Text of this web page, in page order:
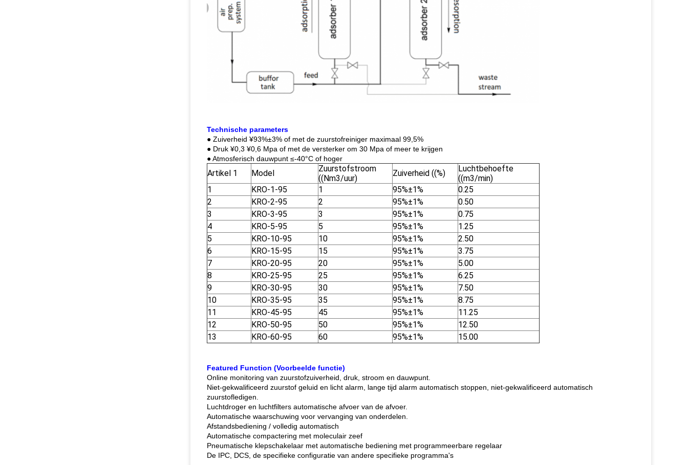
Technische parameters
● Zuiverheid ¥93%±3% of met de zuurstofreiniger maximaal 99,5%
● Druk ¥0,3 ¥0,6 Mpa of met de versterker om 30 Mpa of meer te krijgen
● Atmosferisch dauwpunt ≤-40°C of hoger
Artikel 1 Model
Zuurstofstroom
((Nm3/uur)
Zuiverheid ((%)
Luchtbehoefte
((m3/min)
1
KRO-1-95 1 95%±1%
0.25
2
KRO-2-95 2 95%±1%
0.50
3
KRO-3-95 3 95%±1%
0.75
4
KRO-5-95 5 95%±1%
1.25
5
KRO-10-95 10 95%±1%
2.50
6
KRO-15-95 15 95%±1%
3.75
7
KRO-20-95 20 95%±1%
5.00
8
KRO-25-95 25 95%±1%
6.25
9
KRO-30-95 30 95%±1%
7.50
10
KRO-35-95 35 95%±1%
8.75
11
KRO-45-95 45 95%±1%
11.25
12
KRO-50-95 50 95%±1%
12.50
13
KRO-60-95 60 95%±1% 15.00
Featured Function (Voorbeelde functie)
Online monitoring van zuurstofzuiverheid, druk, stroom en dauwpunt.
Niet-gekwalificeerd zuurstof geluid en licht alarm, lange tijd alarm automatisch stoppen, niet-gekwalificeerd automatisch
zuurstofledigen.
Luchtdroger en luchtfilters automatische afvoer van de afvoer.
Automatische waarschuwing voor vervanging van onderdelen.
Afstandsbediening / volledig automatisch
Automatische compactering met moleculair zeef
Pneumatische klepschakelaar met automatische bediening met programmeerbare regelaar
De IPC, DCS, de specifieke configuratie van andere specifieke programma's